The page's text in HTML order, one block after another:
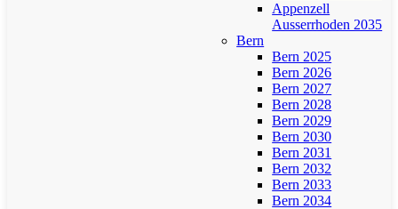
Appenzell
Ausserrhoden 2035
Bern
Bern 2025
Bern 2026
Bern 2027
Bern 2028
Bern 2029
Bern 2030
Bern 2031
Bern 2032
Bern 2033
Bern 2034